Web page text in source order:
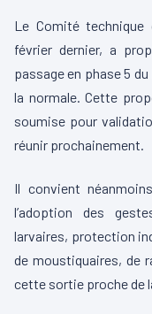
Le Comité technique
février dernier, a
passage en phase 5
la normale. Cette
soumise pour
réunir prochainement.
Il convient
l’adoption des
larvaires, protection
de moustiquaires, de
cette sortie proche de